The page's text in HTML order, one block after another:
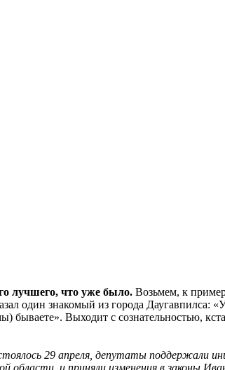
лучшего, что уже было. Возьмем, к
один знакомый из города Даугавпилса:
бываете». Выходит с сознательностью,
29 апреля, депутаты поддержали
области, и приняли изменения в законы